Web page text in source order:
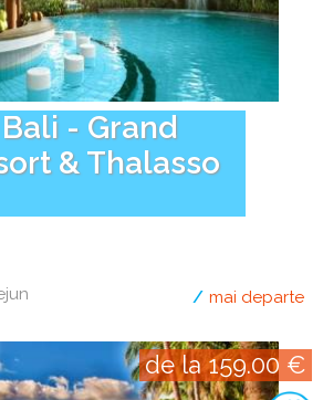
- Grand
& Thalasso
mai departe
de la 159.00 €